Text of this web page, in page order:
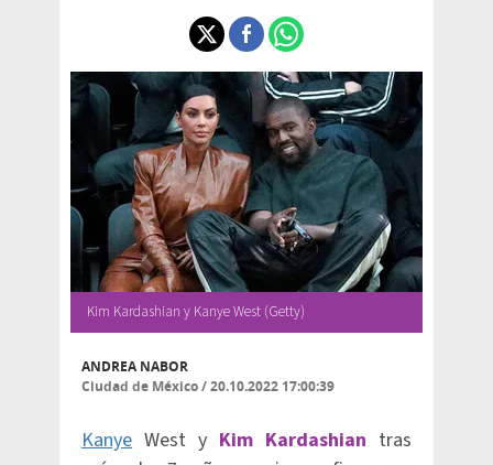
Kim Kardashian y Kanye West (Getty)
ANDREA NABOR
Ciudad de México/20.10.2022 17:00:39
Kanye West y Kim Kardashian tras